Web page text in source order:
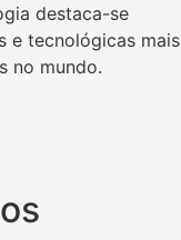
destaca-se
e tecnológicas mais
no mundo.